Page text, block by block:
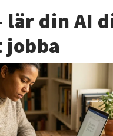
lär din AI